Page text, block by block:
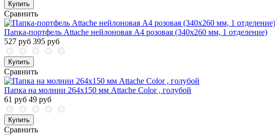
Купить
Сравнить
Папка-портфель Attache нейлоновая А4 розовая (340x260 мм, 1 отделение)
527 руб 395 руб
Купить
Сравнить
Папка на молнии 264х150 мм Attache Color , голубой
61 руб 49 руб
Купить
Сравнить